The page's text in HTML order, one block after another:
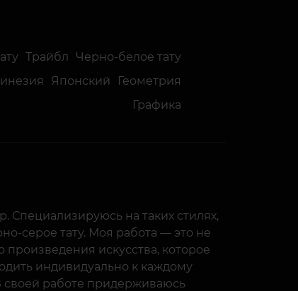
Трайбл
Черно-белое тату
Японский
Геометрия
Графика
Специализируюсь на таких стилях,
серое тату. Моя работа — это не
произведения искусства, которое
индивидуально к каждому
своей работе придерживаюсь